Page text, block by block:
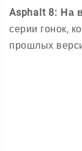
Asphalt 8: На
серии гонок,
прошлых